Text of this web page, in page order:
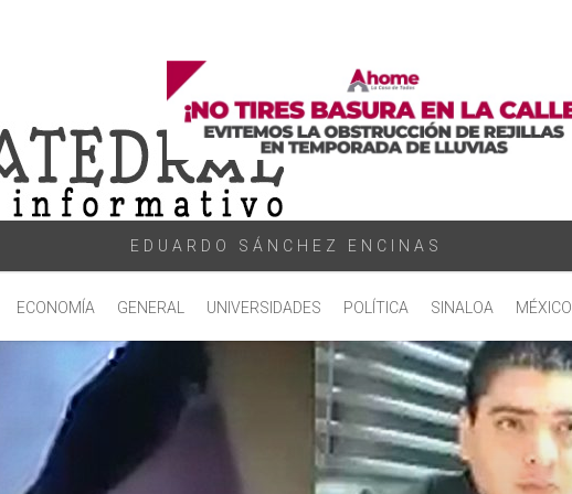
EDUARDO SÁNCHEZ ENCINAS
ECONOMÍA GENERAL UNIVERSIDADES POLÍTICA SINALOA MÉXICO